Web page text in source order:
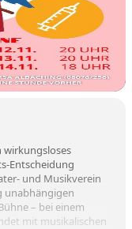
wirkungsloses
Entscheidung
und Musikverein
unabhängigen
– bei einem
mit musikalischen